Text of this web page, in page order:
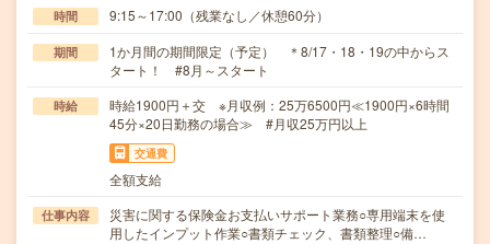
時間 9:15～17:00（残業なし／休憩60分）
期間
1か月間の期間限定（予定） ＊8/17・18・19の中からス
タート！ #8月～スタート
時給
時給1900円＋交 ※月収例：25万6500円≪1900円×6時間
45分×20日勤務の場合≫ #月収25万円以上
交通費
全額支給
仕事内容
災害に関する保険金お支払いサポート業務○専用端末を使
用したインプット作業○書類チェック、書類整理○備…